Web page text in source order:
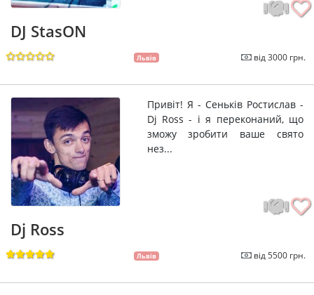
DJ StasON
Львів від 3000 грн.
Привіт! Я - Сеньків Ростислав -
Dj Ross - і я переконаний, що
зможу зробити ваше свято
нез...
Dj Ross
Львів від 5500 грн.